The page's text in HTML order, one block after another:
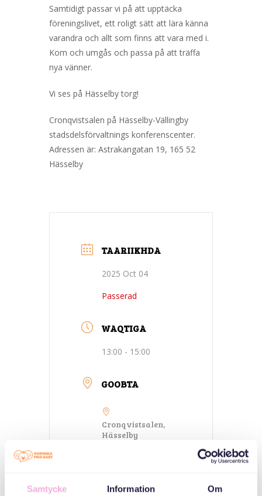
Samtycke Information Om
Samtidigt passar vi på att upptäcka
föreningslivet, ett roligt sätt att lära känna
varandra och allt som finns att vara med i.
Kom och umgås och passa på att träffa
nya vänner.
Vi ses på Hässelby torg!
Cronqvistsalen på Hässelby-Vällingby
stadsdelsförvaltnings konferenscenter.
Adressen är: Astrakangatan 19, 165 52
Hässelby
TAARIIKHDA
2025 Oct 04
Passerad
WAQTIGA
13:00 - 15:00
GOOBTA
Cronqvistsalen,
Hässelby